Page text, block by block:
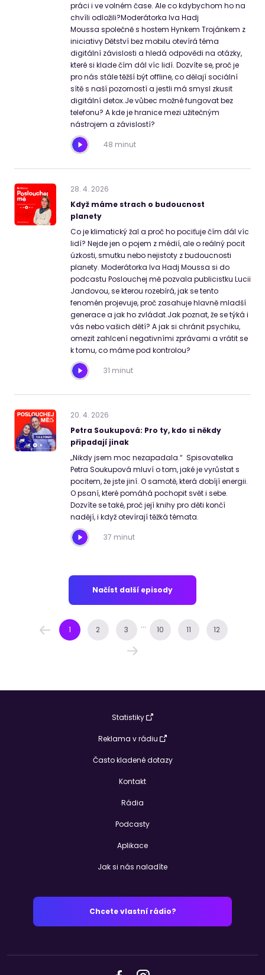
práci i ve volném čase. Ale co kdybychom ho na
chvíli odložili?Moderátorka Iva Hadj
Moussa společně s hostem Hynkem Trojánkem z
iniciativy Dětství bez mobilu otevírá téma
digitální závislosti a hledá odpovědi na otázky,
které si klade čím dál víc lidí. Dozvíte se, proč je
pro nás stále těžší být offline, co dělají sociální
sítě s naší pozorností a jestli má smysl zkusit
digitální detox.Je vůbec možné fungovat bez
telefonu? A kde je hranice mezi užitečným
nástrojem a závislostí?
48 minut
28. 4. 2026
Když máme strach o budoucnost
planety
Co je klimatický žal a proč ho pociťuje čím dál víc
lidí? Nejde jen o pojem z médií, ale o reálný pocit
úzkosti, smutku nebo nejistoty z budoucnosti
planety. Moderátorka Iva Hadj Moussa si do
podcastu Poslouchej mě pozvala publicistku Lucii
Jandovou, se kterou rozebírá, jak se tento
fenomén projevuje, proč zasahuje hlavně mladší
generace a jak ho zvládat.Jak poznat, že se týká i
vás nebo vašich dětí? A jak si chránit psychiku,
omezit zahlcení negativními zprávami a vrátit se
k tomu, co máme pod kontrolou?
31 minut
20. 4. 2026
Petra Soukupová: Pro ty, kdo si někdy
připadají jinak
„Nikdy jsem moc nezapadala.“ Spisovatelka
Petra Soukupová mluví o tom, jaké je vyrůstat s
pocitem, že jste jiní. O samotě, která dobíjí energii.
O psaní, které pomáhá pochopit svět i sebe.
Dozvíte se také, proč její knihy pro děti končí
nadějí, i když otevírají těžká témata.
37 minut
Načíst další episody
1 2 3 ... 10 11 12
Statistiky
Reklama v rádiu
Často kladené dotazy
Kontakt
Rádia
Podcasty
Aplikace
Jak si nás naladíte
Chcete vlastní rádio?